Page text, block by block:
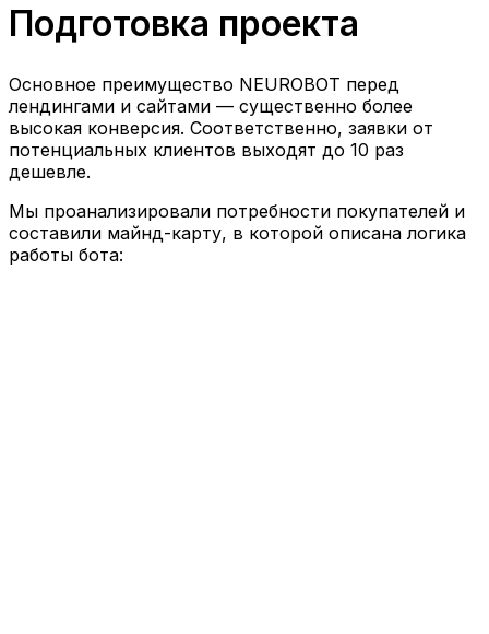
Подготовка проекта
Основное преимущество NEUROBOT перед
лендингами и сайтами — существенно более
высокая конверсия. Соответственно, заявки от
потенциальных клиентов выходят до 10 раз
дешевле.
Мы проанализировали потребности покупателей и
составили майнд-карту, в которой описана логика
работы бота: